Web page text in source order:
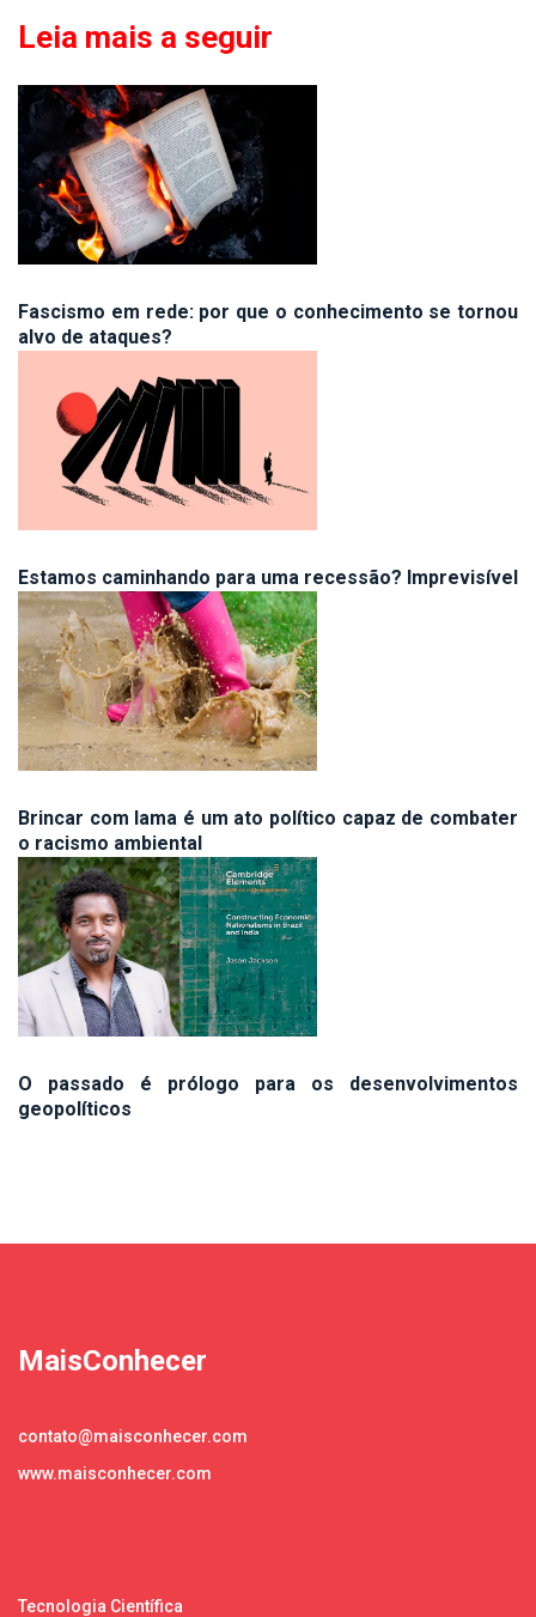
Leia mais a seguir
Fascismo em rede: por que o conhecimento se tornou
alvo de ataques?
Estamos caminhando para uma recessão? Imprevisível
Brincar com lama é um ato político capaz de combater
o racismo ambiental
O passado é prólogo para os desenvolvimentos
geopolíticos
MaisConhecer
contato@maisconhecer.com
www.maisconhecer.com
Tecnologia Científica